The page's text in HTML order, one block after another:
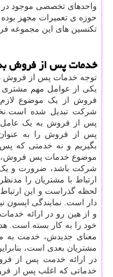
واحدهای تخصصی موجود در
حوزه ی تعمیرات مجهز
تکنسین های این مجموعه
خدمات پس از فروش
توجه خدمات پس از فروش
یکی از عوامل مهم
فروش از یک موضوع لازم
شرکت تبدیل شده
پس از فروش به یک عامل
پس از فروش را به
بگیریم و نه خدمتی که
موضوع خدمات پس فروش،
شرکت باشد، ضرورت و یک
ارتباط با مشتریان را
لحظه گذراست و این
دار است. نمایندگی اپسون
و از هین رو در ارائه
خود را به کار بسته است.
معنای جدیدش، خدمت به
مشتریان بعدی است،
در ارائه خدمت پس از
خدماتی که اغلب پس از